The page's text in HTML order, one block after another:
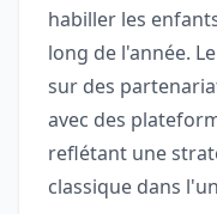
habiller les
long de l'année.
sur des
avec des
reflétant une
classique dans